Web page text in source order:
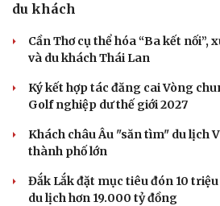
du khách
Cần Thơ cụ thể hóa “Ba kết nối”,
và du khách Thái Lan
Ký kết hợp tác đăng cai Vòng
Golf nghiệp dư thế giới 2027
Khách châu Âu "săn tìm" du lịch
thành phố lớn
Đắk Lắk đặt mục tiêu đón 10
du lịch hơn 19.000 tỷ đồng